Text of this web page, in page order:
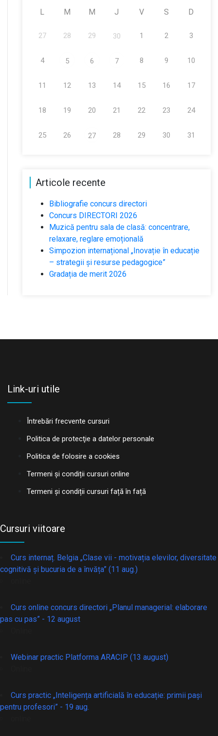
L M M J V S D
27 28 29 30 1 2 3
4 5 6 7 8 9 10
11 12 13 14 15 16 17
18 19 20 21 22 23 24
25 26 27 28 29 30 31
Articole recente
Bibliografie concurs directori
Concurs DIRECTORI 2026
Muzică pentru sala de clasă: concentrare,
relaxare, reglare emoțională
Simpozion internațional „Inovație în educație
– strategii și resurse pedagogice”
Gradația de merit 2026
Link-uri utile
Întrebări frecvente cursuri
Politica de protecţie a datelor personale
Politica de folosire a cookies
Termeni și condiții cursuri online
Termeni și condiții cursuri față în față
Cursuri viitoare
Curs internaț. Belgia „Clase vii - motivația elevilor, diversitate
cognitivă și bucuria de a învăța” (11 aug.)
Curs online concurs directori „Planul managerial: elaborare
pas cu pas” - 12 august
Webinar practic Platforma ARACIP (13 august)
Curs practic „Inteligența artificială în educație: primii pași
pentru profesori” - 19 aug.